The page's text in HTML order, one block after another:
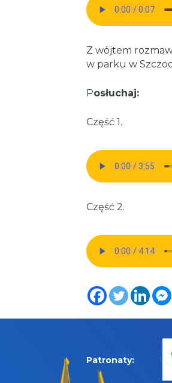
Z wójtem
w parku w
Posłuchaj:
Część 1.
Część 2.
Patronaty: